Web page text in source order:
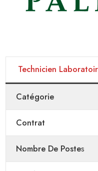
Technicien
Catégorie
Contrat
Nombre De PosteS